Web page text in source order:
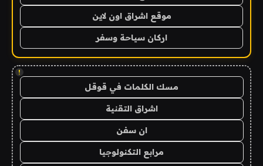
موقع اشراق اون لاين
اركان سياحة وسفر
!
مسك الكلمات في قوقل
اشراق التقنية
ان سفن
مرابع التكنولوجيا